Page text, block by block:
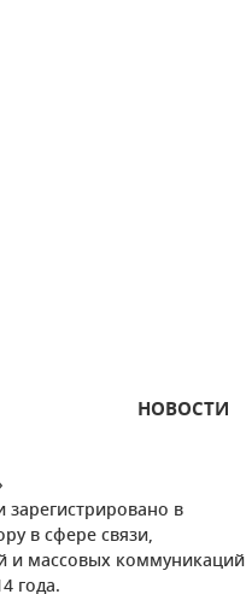
НОВОСТИ
в
в сфере связи,
и массовых коммуникаций
года.